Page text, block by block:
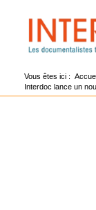
Vous êtes ici :
Interdoc lance un